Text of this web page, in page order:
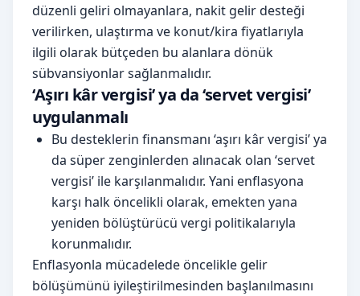
düzenli geliri olmayanlara, nakit gelir desteği
verilirken, ulaştırma ve konut/kira fiyatlarıyla
ilgili olarak bütçeden bu alanlara dönük
sübvansiyonlar sağlanmalıdır.
‘Aşırı kâr vergisi’ ya da ‘servet vergisi’
uygulanmalı
Bu desteklerin finansmanı ‘aşırı kâr vergisi’ ya
da süper zenginlerden alınacak olan ‘servet
vergisi’ ile karşılanmalıdır. Yani enflasyona
karşı halk öncelikli olarak, emekten yana
yeniden bölüştürücü vergi politikalarıyla
korunmalıdır.
Enflasyonla mücadelede öncelikle gelir
bölüşümünü iyileştirilmesinden başlanılmasını